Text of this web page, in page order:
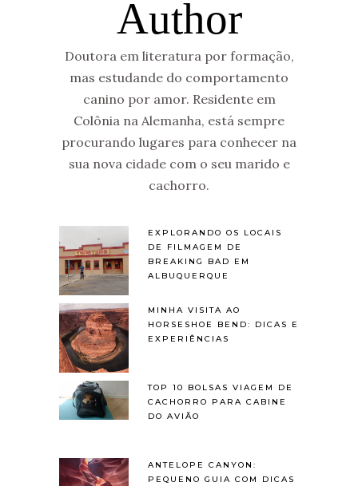
Author
Doutora em literatura por formação,
mas estudande do comportamento
canino por amor. Residente em
Colônia na Alemanha, está sempre
procurando lugares para conhecer na
sua nova cidade com o seu marido e
cachorro.
EXPLORANDO OS LOCAIS
DE FILMAGEM DE
BREAKING BAD EM
ALBUQUERQUE
MINHA VISITA AO
HORSESHOE BEND: DICAS E
EXPERIÊNCIAS
TOP 10 BOLSAS VIAGEM DE
CACHORRO PARA CABINE
DO AVIÃO
ANTELOPE CANYON:
PEQUENO GUIA COM DICAS